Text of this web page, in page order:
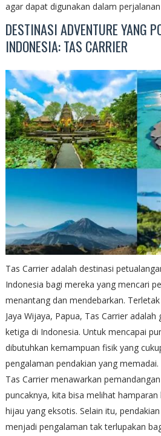
agar dapat digunakan dalam
DESTINASI ADVENTURE YANG
INDONESIA: TAS CARRIER
Tas Carrier adalah destinasi
Indonesia bagi mereka yang mencari
menantang dan mendebarkan.
Jaya Wijaya, Papua, Tas Carrier adalah
ketiga di Indonesia. Untuk mencapai
dibutuhkan kemampuan fisik yang
pengalaman pendakian yang memadai.
Tas Carrier menawarkan
puncaknya, kita bisa melihat
hijau yang eksotis. Selain itu,
menjadi pengalaman tak terlupakan